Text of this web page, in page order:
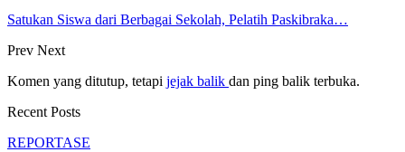
Satukan Siswa dari Berbagai Sekolah, Pelatih Paskibraka…
Prev Next
Komen yang ditutup, tetapi jejak balik dan ping balik terbuka.
Recent Posts
REPORTASE